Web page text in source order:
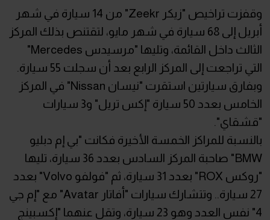
وقفزت تراخيص "زيكر Zeekr" من 14 سيارة في شهر
أبريل إلى 68 سيارة في شهر مايو، لتقتنص بذلك المركز
الثالث داخل القائمة، وتليها "مرسيدس Mercedes"
التي تراجعت إلى المركز الرابع بعد أن سجلت 55 سيارة.
وبفارق سيارتين استقرت "نيسان Nissan" في المركز
الخامس بعدد 50 سيارة "إكس تريل" و3 سيارات
"قشقاي".
بالنسبة للمراكز الخمسة الأخيرة فكانت "بي إم دبليو
BMW" صاحبة المركز السادس بعدد 36 سيارة، تليها
"روكس ROX" بعدد 31 سيارة، ثم "فولفو Volvo" بعدد
27 سيارة.. وتتشارك سيارات "أفاتار Avatar" مع "إم جي
4" نفس العدد وهو 23 سيارة، وتقل عنهما "إكسبينج